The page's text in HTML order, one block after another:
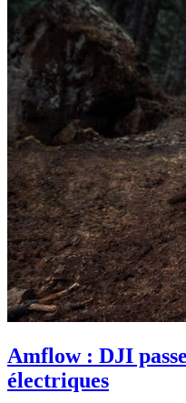
Amflow : DJI
électriques